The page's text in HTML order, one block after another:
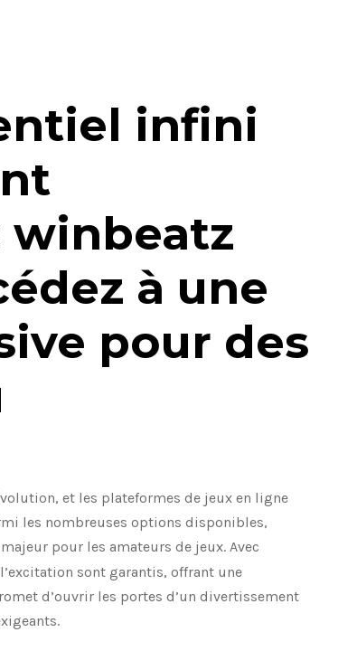
infini
winbeatz
à une
pour des
et les plateformes de jeux en ligne
les nombreuses options disponibles,
pour les amateurs de jeux. Avec
sont garantis, offrant une
d’ouvrir les portes d’un divertissement